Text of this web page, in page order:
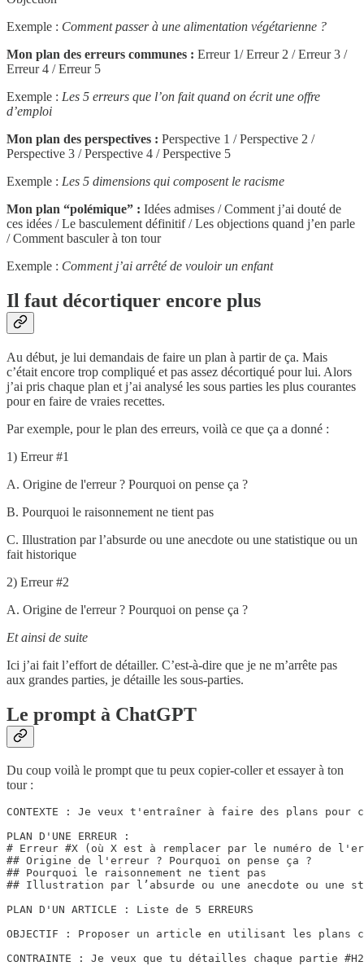
Exemple : Comment passer à une alimentation végétarienne ?
Mon plan des erreurs communes : Erreur 1/ Erreur 2 / Erreur 3 /
Erreur 4 / Erreur 5
Exemple : Les 5 erreurs que l’on fait quand on écrit une offre
d’emploi
Mon plan des perspectives : Perspective 1 / Perspective 2 /
Perspective 3 / Perspective 4 / Perspective 5
Exemple : Les 5 dimensions qui composent le racisme
Mon plan “polémique” : Idées admises / Comment j’ai douté de
ces idées / Le basculement définitif / Les objections quand j’en parle
/ Comment basculer à ton tour
Exemple : Comment j’ai arrêté de vouloir un enfant
Il faut décortiquer encore plus
Au début, je lui demandais de faire un plan à partir de ça. Mais
c’était encore trop compliqué et pas assez décortiqué pour lui. Alors
j’ai pris chaque plan et j’ai analysé les sous parties les plus courantes
pour en faire de vraies recettes.
Par exemple, pour le plan des erreurs, voilà ce que ça a donné :
1) Erreur #1
A. Origine de l'erreur ? Pourquoi on pense ça ?
B. Pourquoi le raisonnement ne tient pas
C. Illustration par l’absurde ou une anecdote ou une statistique ou un
fait historique
2) Erreur #2
A. Origine de l'erreur ? Pourquoi on pense ça ?
Et ainsi de suite
Ici j’ai fait l’effort de détailler. C’est-à-dire que je ne m’arrête pas
aux grandes parties, je détaille les sous-parties.
Le prompt à ChatGPT
Du coup voilà le prompt que tu peux copier-coller et essayer à ton
tour :
CONTEXTE : Je veux t'entraîner à faire des plans
PLAN D'UNE ERREUR :
# Erreur #X (où X est à remplacer par le numéro de
## Origine de l'erreur ? Pourquoi on pense ça ?
## Pourquoi le raisonnement ne tient pas
## Illustration par l’absurde ou une anecdote ou
PLAN D'UN ARTICLE : Liste de 5 ERREURS
OBJECTIF : Proposer un article en utilisant les plans
CONTRAINTE : Je veux que tu détailles chaque partie